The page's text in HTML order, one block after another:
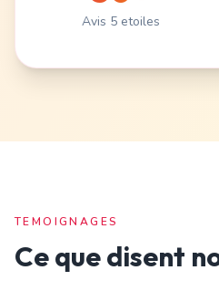
Avis 5 etoiles
TEMOIGNAGES
Ce que disent